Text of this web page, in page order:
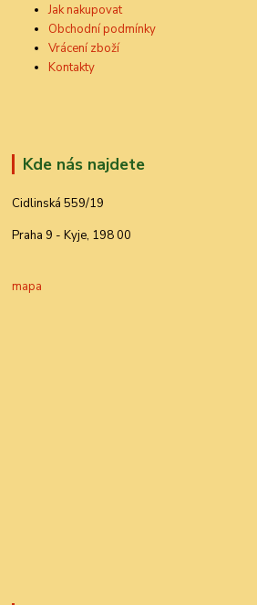
Jak nakupovat
Obchodní podmínky
Vrácení zboží
Kontakty
Kde nás najdete
Cidlinská 559/19
Praha 9 - Kyje, 198 00
mapa